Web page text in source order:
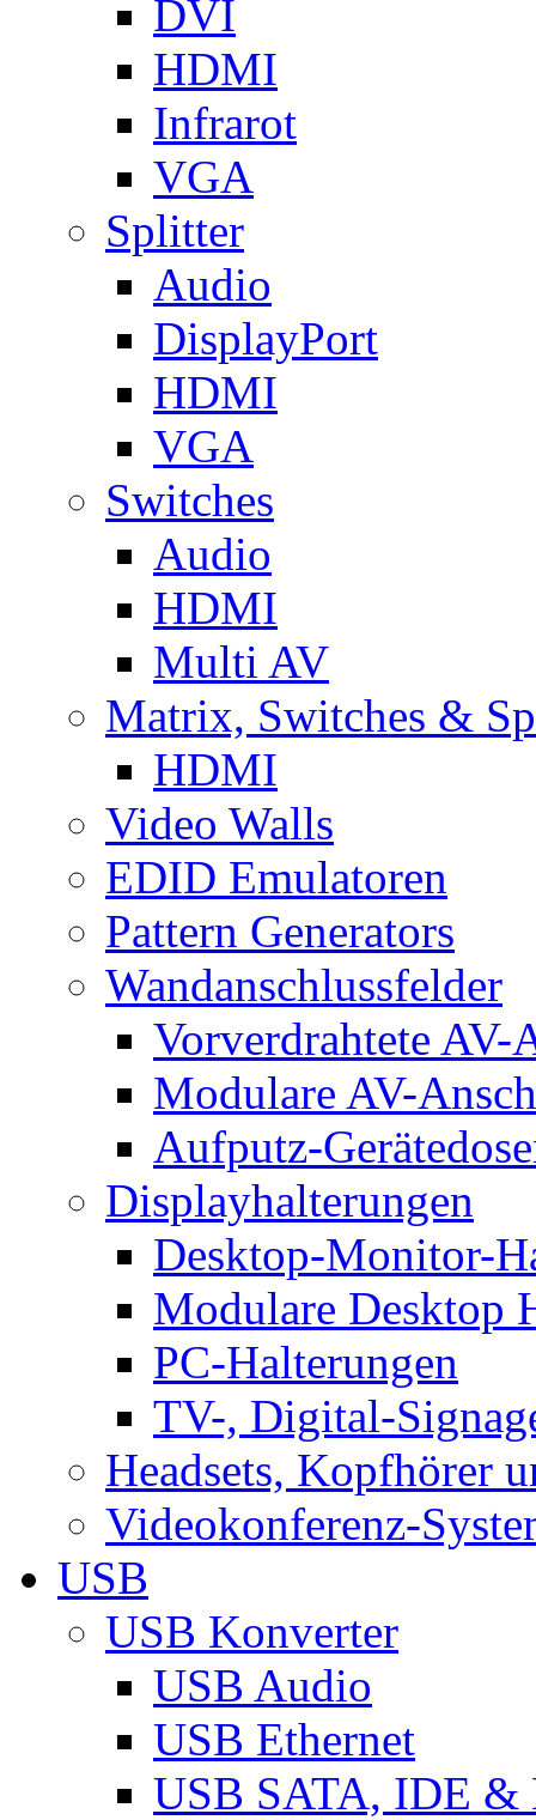
DVI
HDMI
Infrarot
VGA
Splitter
Audio
DisplayPort
HDMI
VGA
Switches
Audio
HDMI
Multi AV
Matrix, Switches &
HDMI
Video Walls
EDID Emulatoren
Pattern Generators
Wandanschlussfelder
Vorverdrahtete AV-
Modulare AV-
Aufputz-
Displayhalterungen
Desktop-Monitor-
Modulare Desktop
PC-Halterungen
TV-, Digital-
Headsets, Kopfhörer
Videokonferenz-
USB
USB Konverter
USB Audio
USB Ethernet
USB SATA, IDE &